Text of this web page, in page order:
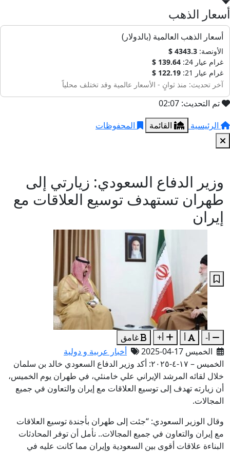
أسعار الذهب
أسعار الذهب العالمية (بالدولار)
الأونصة: 4343.3 $
غرام عيار 24:
139.64 $
غرام عيار 21:
122.19 $
آخر تحديث: منذ ثوانٍ - الأسعار عالمية وقد تختلف محلياً
تم التحديث: 02:07
الرئيسية
القائمة المحفوظات
وزير الدفاع السعودي: زيارتي إلى
طهران تستهدف توسيع العلاقات مع
إيران
أ- أ أ+
غامق
الخميس 17-04-2025
أخبار عربية و دولية
الخميس – ١٧-٤-٢٠٢٥: أكد وزير الدفاع السعودي خالد بن سلمان
خلال لقائه المرشد الإيراني علي خامنئي، في طهران يوم الخميس،
أن زيارته تهدف إلى توسيع العلاقات مع إيران والتعاون في جميع
المجالات.
وقال الوزير السعودي: “جئت إلى طهران بأجندة توسيع العلاقات
مع إيران والتعاون في جميع المجالات.. نأمل أن توفر المحادثات
البناءة علاقات أقوى بين السعودية وإيران مما كانت عليه في